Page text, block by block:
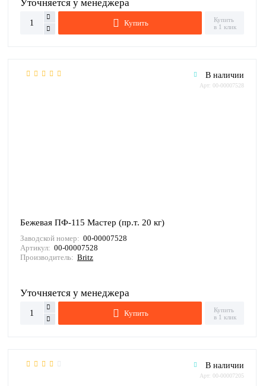
Уточняется у менеджера
Купить
Купить
в 1 клик
В наличии
Арт: 00-00007528
Бежевая ПФ-115 Мастер (пр.т. 20 кг)
Заводской номер: 00-00007528
Артикул: 00-00007528
Производитель: Britz
Уточняется у менеджера
Купить
Купить
в 1 клик
В наличии
Арт: 00-00007205